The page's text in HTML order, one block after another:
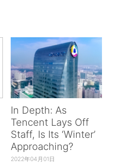
In Depth: As
Tencent Lays Off
Staff, Is Its ‘Winter’
Approaching?
2022年04月01日